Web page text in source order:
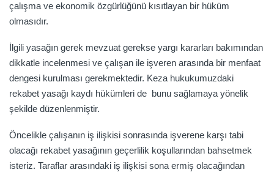
çalışma ve ekonomik özgürlüğünü kısıtlayan bir hüküm
olmasıdır.
İlgili yasağın gerek mevzuat gerekse yargı kararları bakımından
dikkatle incelenmesi ve çalışan ile işveren arasında bir menfaat
dengesi kurulması gerekmektedir. Keza hukukumuzdaki
rekabet yasağı kaydı hükümleri de bunu sağlamaya yönelik
şekilde düzenlenmiştir.
Öncelikle çalışanın iş ilişkisi sonrasında işverene karşı tabi
olacağı rekabet yasağının geçerlilik koşullarından bahsetmek
isteriz. Taraflar arasındaki iş ilişkisi sona ermiş olacağından